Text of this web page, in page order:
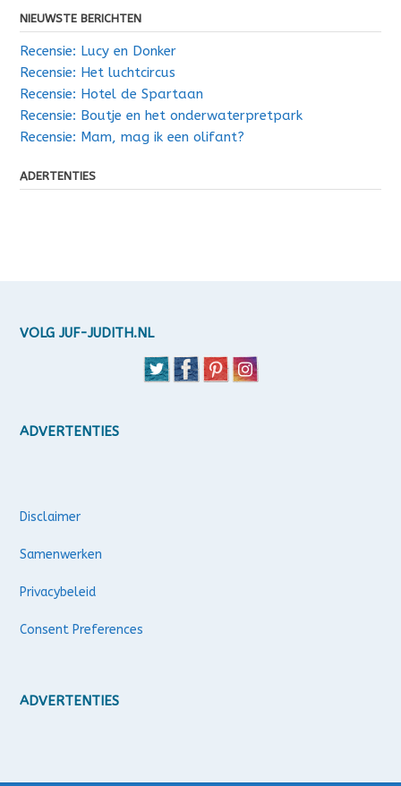
NIEUWSTE BERICHTEN
Recensie: Lucy en Donker
Recensie: Het luchtcircus
Recensie: Hotel de Spartaan
Recensie: Boutje en het onderwaterpretpark
Recensie: Mam, mag ik een olifant?
ADERTENTIES
VOLG JUF-JUDITH.NL
ADVERTENTIES
Disclaimer
Samenwerken
Privacybeleid
Consent Preferences
ADVERTENTIES